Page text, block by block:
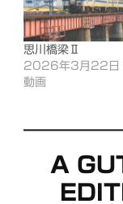
思川橋梁Ⅱ
2026年3月22日
動画
A